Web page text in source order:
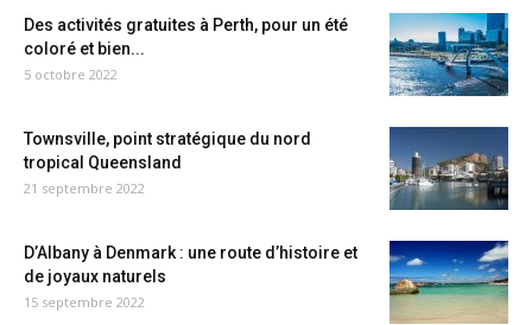
Des activités gratuites à Perth, pour un été
coloré et bien...
5 octobre 2022
Townsville, point stratégique du nord
tropical Queensland
21 septembre 2022
D’Albany à Denmark : une route d’histoire et
de joyaux naturels
15 septembre 2022